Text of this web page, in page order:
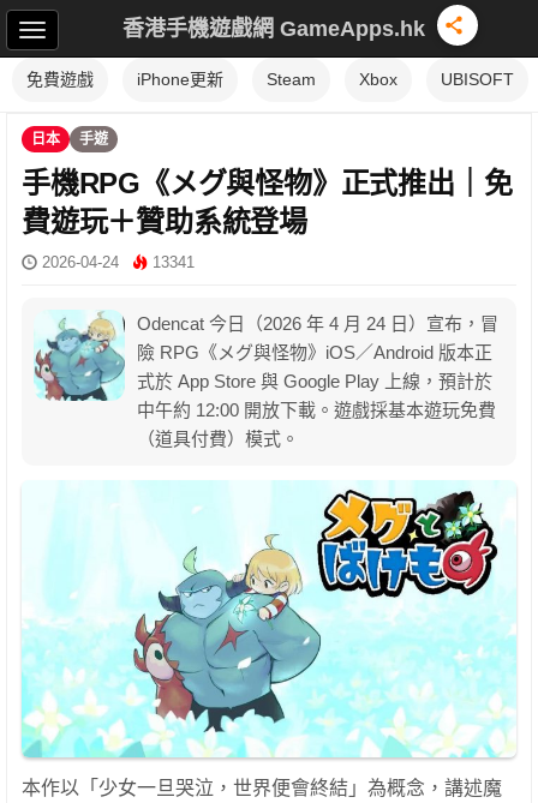
香港手機遊戲網 GameApps.hk
免費遊戲 iPhone更新 Steam Xbox UBISOFT
日本 手遊
手機RPG《メグ與怪物》正式推出｜免
費遊玩＋贊助系統登場
2026-04-24 13341
Odencat 今日（2026 年 4 月 24 日）宣布，冒
險 RPG《メグ與怪物》iOS／Android 版本正
式於 App Store 與 Google Play 上線，預計於
中午約 12:00 開放下載。遊戲採基本遊玩免費
（道具付費）模式。
本作以「少女一旦哭泣，世界便會終結」為概念，講述魔